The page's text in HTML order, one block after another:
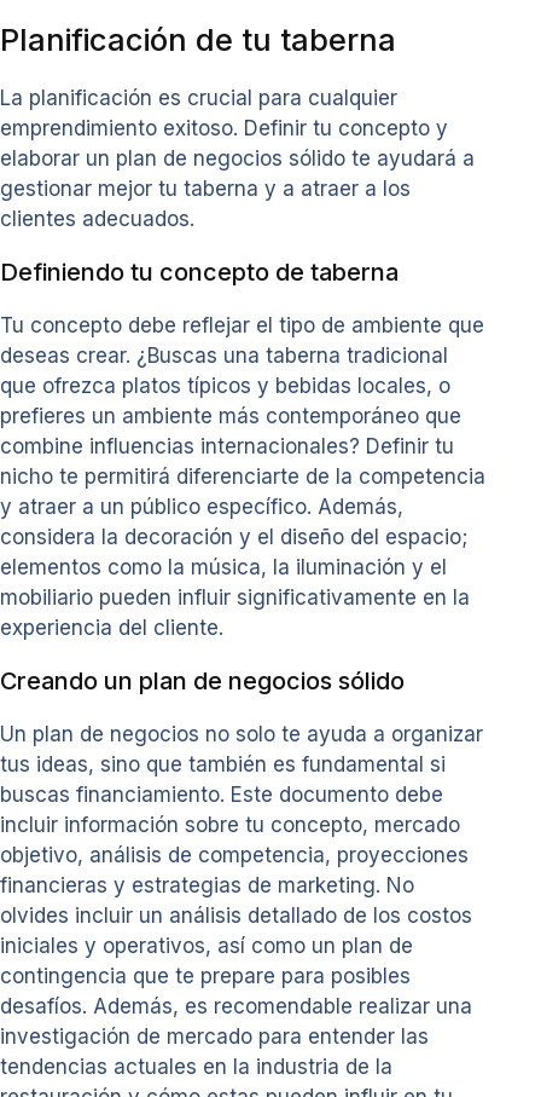
Planificación de tu taberna
La planificación es crucial para cualquier
emprendimiento exitoso. Definir tu concepto y
elaborar un plan de negocios sólido te ayudará a
gestionar mejor tu taberna y a atraer a los
clientes adecuados.
Definiendo tu concepto de taberna
Tu concepto debe reflejar el tipo de ambiente que
deseas crear. ¿Buscas una taberna tradicional
que ofrezca platos típicos y bebidas locales, o
prefieres un ambiente más contemporáneo que
combine influencias internacionales? Definir tu
nicho te permitirá diferenciarte de la competencia
y atraer a un público específico. Además,
considera la decoración y el diseño del espacio;
elementos como la música, la iluminación y el
mobiliario pueden influir significativamente en la
experiencia del cliente.
Creando un plan de negocios sólido
Un plan de negocios no solo te ayuda a organizar
tus ideas, sino que también es fundamental si
buscas financiamiento. Este documento debe
incluir información sobre tu concepto, mercado
objetivo, análisis de competencia, proyecciones
financieras y estrategias de marketing. No
olvides incluir un análisis detallado de los costos
iniciales y operativos, así como un plan de
contingencia que te prepare para posibles
desafíos. Además, es recomendable realizar una
investigación de mercado para entender las
tendencias actuales en la industria de la